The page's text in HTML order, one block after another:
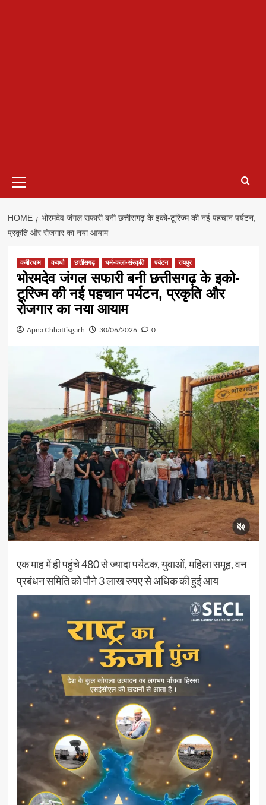
Menu
HOME
भोरमदेव जंगल सफारी बनी छत्तीसगढ़ के इको-टूरिज्म की नई पहचान पर्यटन,
प्रकृति और रोजगार का नया आयाम
कबीरधाम कवर्धा छत्तीसगढ़ धर्म-कला-संस्कृति पर्यटन रायपुर
भोरमदेव जंगल सफारी बनी छत्तीसगढ़ के इको-
टूरिज्म की नई पहचान पर्यटन, प्रकृति और
रोजगार का नया आयाम
Apna Chhattisgarh 30/06/2026 0
एक माह में ही पहुंचे 480 से ज्यादा पर्यटक, युवाओं, महिला समूह, वन
प्रबंधन समिति को पौने 3 लाख रुपए से अधिक की हुई आय